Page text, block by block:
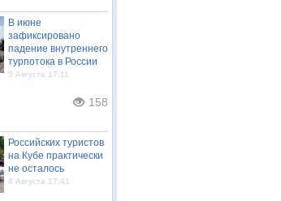
В июне
зафиксировано
падение внутреннего
турпотока в России
5 Августа 17:11
158
Российских туристов
на Кубе практически
не осталось
4 Августа 17:41